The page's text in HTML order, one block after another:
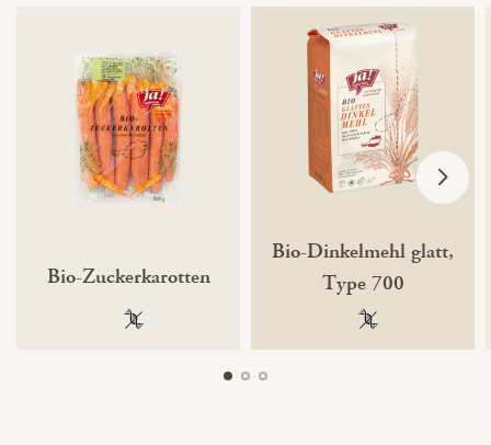
Bio-Zuckerkarotten
100 % gentechnikfrei
Bio-Dinkelmehl glatt,
Type 700
100 %